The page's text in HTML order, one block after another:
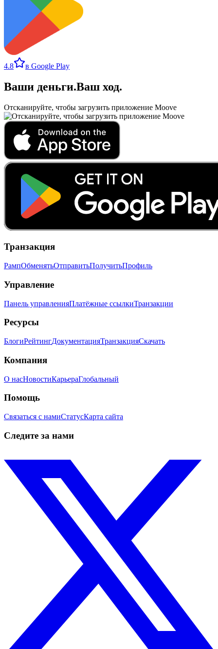
4.8 в Google Play
Ваши деньги.Ваш ход.
Отсканируйте, чтобы загрузить приложение Moove
Транзакция
РампОбменятьОтправитьПолучитьПрофиль
Управление
Панель управленияПлатёжные ссылкиТранзакции
Ресурсы
БлогиРейтингДокументацияТранзакцияСкачать
Компания
О насНовостиКарьераГлобальный
Помощь
Связаться с намиСтатусКарта сайта
Следите за нами